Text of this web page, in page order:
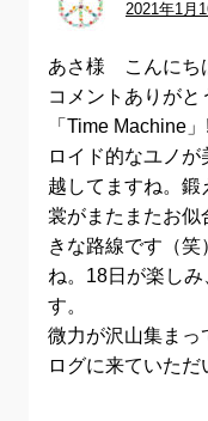
2021年1月
あさ様 こんにち
コメントありがと
「Time Machine
ロイド的なユノ
越してますね。鍛
裳がまたまたお
きな路線です（
ね。18日が楽し
す。
微力が沢山集ま
ログに来ていただ